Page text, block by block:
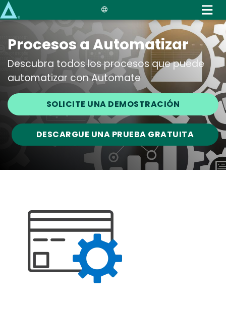
to
content
Procesos a Automatizar
Descubra todos los procesos que puede
automatizar con Automate
SOLICITE UNA DEMOSTRACIÓN
DESCARGUE UNA PRUEBA GRATUITA